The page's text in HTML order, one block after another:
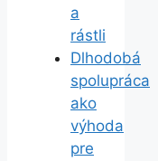
a
rástli
Dlhodobá
spolupráca
ako
výhoda
pre